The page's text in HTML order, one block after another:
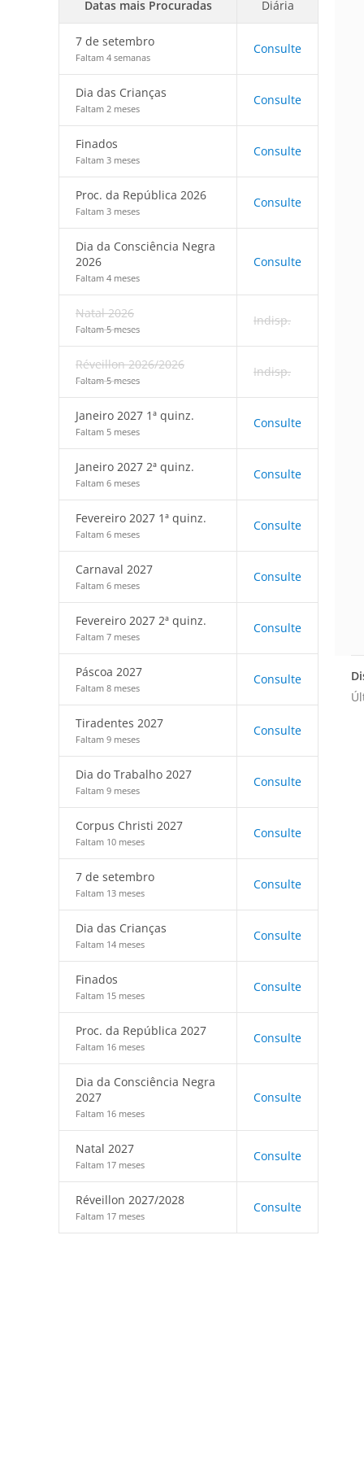
Datas mais Procuradas Diária
7 de setembro
Faltam 4 semanas
Consulte
Dia das Crianças
Faltam 2 meses
Consulte
Finados
Faltam 3 meses
Consulte
Proc. da República 2026
Faltam 3 meses
Consulte
Dia da Consciência Negra
2026
Faltam 4 meses
Consulte
Natal 2026
Faltam 5 meses
Indisp.
Réveillon 2026/2026
Faltam 5 meses
Indisp.
Janeiro 2027 1ª quinz.
Faltam 5 meses
Consulte
Janeiro 2027 2ª quinz.
Faltam 6 meses
Consulte
Fevereiro 2027 1ª quinz.
Faltam 6 meses
Consulte
Carnaval 2027
Faltam 6 meses
Consulte
Fevereiro 2027 2ª quinz.
Faltam 7 meses
Consulte
Páscoa 2027
Faltam 8 meses
Consulte
Tiradentes 2027
Faltam 9 meses
Consulte
Dia do Trabalho 2027
Faltam 9 meses
Consulte
Corpus Christi 2027
Faltam 10 meses
Consulte
7 de setembro
Faltam 13 meses
Consulte
Dia das Crianças
Faltam 14 meses
Consulte
Finados
Faltam 15 meses
Consulte
Proc. da República 2027
Faltam 16 meses
Consulte
Dia da Consciência Negra
2027
Faltam 16 meses
Consulte
Natal 2027
Faltam 17 meses
Consulte
Réveillon 2027/2028
Faltam 17 meses
Consulte